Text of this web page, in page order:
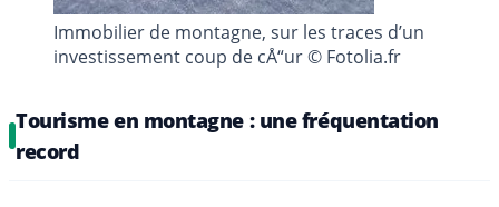
Immobilier de montagne, sur les traces d’un
investissement coup de cÅ“ur © Fotolia.fr
Tourisme en montagne : une fréquentation
record